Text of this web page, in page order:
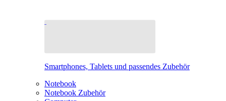
Smartphones, Tablets und passendes Zubehör
Notebook
Notebook Zubehör